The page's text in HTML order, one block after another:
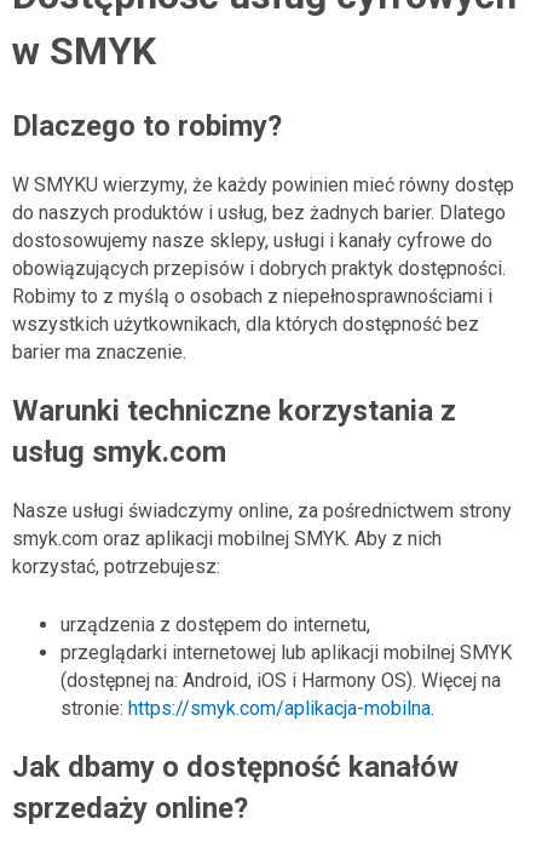
Po zmianie kraju część produktów może zostać usunięta z
Zamówienie
Regulaminy i dane
w SMYK
Dlaczego to robimy?
W SMYKU wierzymy, że każdy powinien mieć równy dostęp
do naszych produktów i usług, bez żadnych barier. Dlatego
dostosowujemy nasze sklepy, usługi i kanały cyfrowe do
obowiązujących przepisów i dobrych praktyk dostępności.
Robimy to z myślą o osobach z niepełnosprawnościami i
wszystkich użytkownikach, dla których dostępność bez
barier ma znaczenie.
Warunki techniczne korzystania z
usług smyk.com
Nasze usługi świadczymy online, za pośrednictwem strony
smyk.com oraz aplikacji mobilnej SMYK. Aby z nich
korzystać, potrzebujesz:
urządzenia z dostępem do internetu,
przeglądarki internetowej lub aplikacji mobilnej SMYK
(dostępnej na: Android, iOS i Harmony OS). Więcej na
stronie: https://smyk.com/aplikacja-mobilna.
Jak dbamy o dostępność kanałów
sprzedaży online?